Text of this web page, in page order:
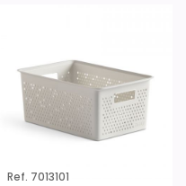
Ref. 7013101